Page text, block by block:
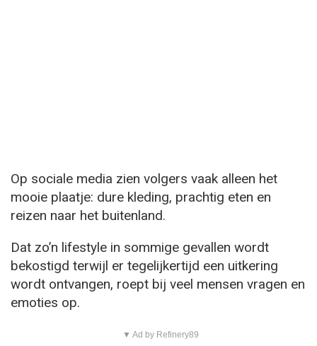
Op sociale media zien volgers vaak alleen het
mooie plaatje: dure kleding, prachtig eten en
reizen naar het buitenland.
Dat zo’n lifestyle in sommige gevallen wordt
bekostigd terwijl er tegelijkertijd een uitkering
wordt ontvangen, roept bij veel mensen vragen en
emoties op.
▼ Ad by Refinery89